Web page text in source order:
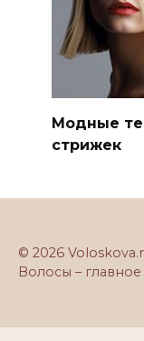
Модные
стрижек
© 2026
Волосы –